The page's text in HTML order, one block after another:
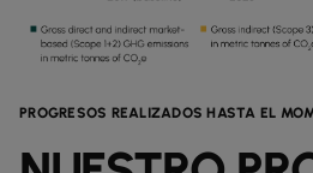
PROGRESOS REALIZADOS HASTA EL